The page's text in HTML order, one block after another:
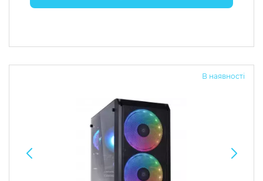
В наявності